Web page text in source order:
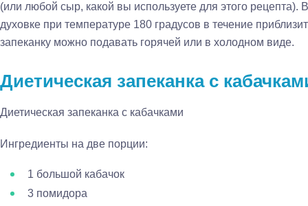
(или любой сыр, какой вы используете для этого рецепта).
духовке при температуре 180 градусов в течение
запеканку можно подавать горячей или в холодном виде.
Диетическая запеканка с
Диетическая запеканка с кабачками
Ингредиенты на две порции:
1 большой кабачок
3 помидора